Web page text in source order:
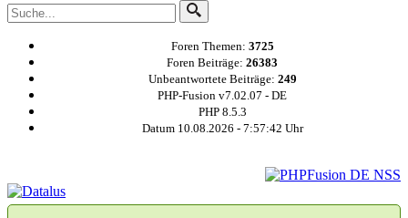
Foren Themen: 3725
Foren Beiträge: 26383
Unbeantwortete Beiträge: 249
PHP-Fusion v7.02.07 - DE
PHP 8.5.3
Datum 10.08.2026 - 7:57:43 Uhr